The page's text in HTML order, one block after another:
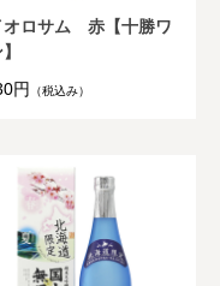
オロサム 赤【十勝ワ
円
（税込み）